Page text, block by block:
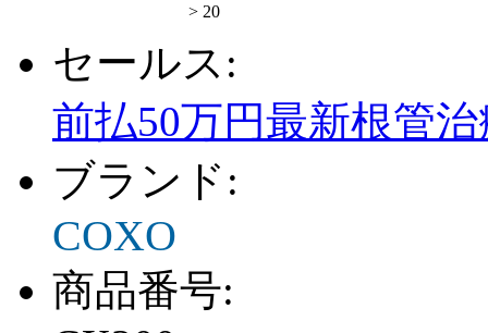
> 20
セールス:
前払50万円最新根管
ブランド:
COXO
商品番号: